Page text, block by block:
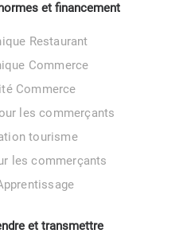
et financement
Restaurant
Commerce
Commerce
les commerçants
tourisme
les commerçants
et transmettre